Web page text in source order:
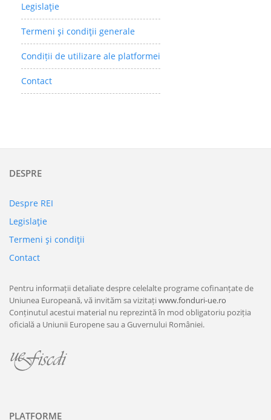
Legislaţie
Termeni şi condiţii generale
Condiții de utilizare ale platformei
Contact
DESPRE
Despre REI
Legislaţie
Termeni şi condiţii
Contact
Pentru informații detaliate despre celelalte programe cofinanțate de
Uniunea Europeană, vă invităm sa vizitațiwww.fonduri-ue.ro
Conținutul acestui material nu reprezintă în mod obligatoriu poziția
oficială a Uniunii Europene sau a Guvernului României.
PLATFORME